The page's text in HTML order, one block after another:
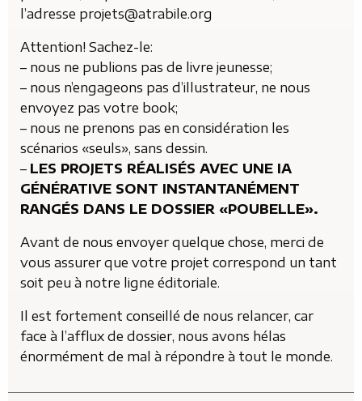
l’adresse projets@atrabile.org
Attention! Sachez-le:
– nous ne publions pas de livre jeunesse;
– nous n’engageons pas d’illustrateur, ne nous
envoyez pas votre book;
– nous ne prenons pas en considération les
scénarios «seuls», sans dessin.
– LES PROJETS RÉALISÉS AVEC UNE IA
GÉNÉRATIVE SONT INSTANTANÉMENT
RANGÉS DANS LE DOSSIER «POUBELLE».
Avant de nous envoyer quelque chose, merci de
vous assurer que votre projet correspond un tant
soit peu à notre ligne éditoriale.
Il est fortement conseillé de nous relancer, car
face à l’afflux de dossier, nous avons hélas
énormément de mal à répondre à tout le monde.